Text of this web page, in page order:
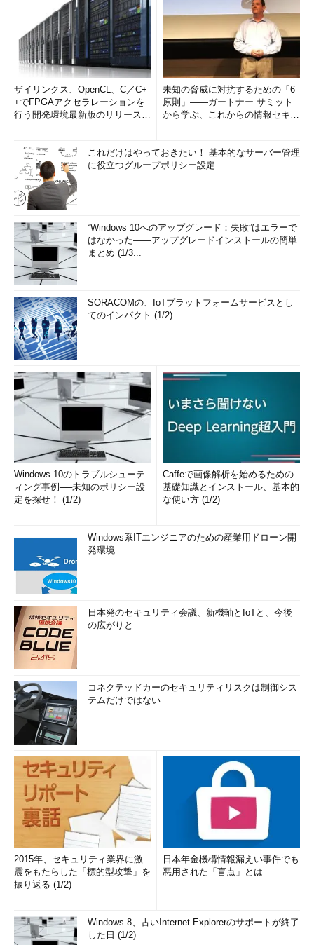
ザイリンクス、OpenCL、C／C+
+でFPGAアクセラレーションを
行う開発環境最新版のリリースを
未知の脅威に対抗するための「6
原則」――ガートナー サミット
から学ぶ、これからの情報セキュ
これだけはやっておきたい！ 基本的なサーバー管理
に役立つグループポリシー設定
“Windows 10へのアップグレード：失敗”はエラーで
はなかった――アップグレードインストールの簡単
まとめ (1/3...
SORACOMの、IoTプラットフォームサービスとし
てのインパクト (1/2)
Windows 10のトラブルシューテ
ィング事例──未知のポリシー設
定を探せ！ (1/2)
Caffeで画像解析を始めるための
基礎知識とインストール、基本的
な使い方 (1/2)
Windows系ITエンジニアのための産業用ドローン開
発環境
日本発のセキュリティ会議、新機軸とIoTと、今後
の広がりと
コネクテッドカーのセキュリティリスクは制御シス
テムだけではない
2015年、セキュリティ業界に激
震をもたらした「標的型攻撃」を
振り返る (1/2)
日本年金機構情報漏えい事件でも
悪用された「盲点」とは
Windows 8、古いInternet Explorerのサポートが終了
した日 (1/2)